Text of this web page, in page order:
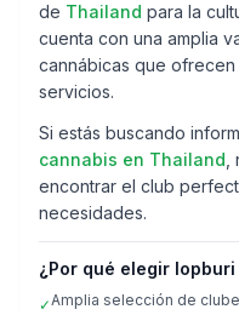
de Thailand para la
cuenta con una amplia
cannábicas que
servicios.
Si estás buscando
cannabis en Thailand
encontrar el club
necesidades.
¿Por qué elegir lopburi
✓Amplia selección de